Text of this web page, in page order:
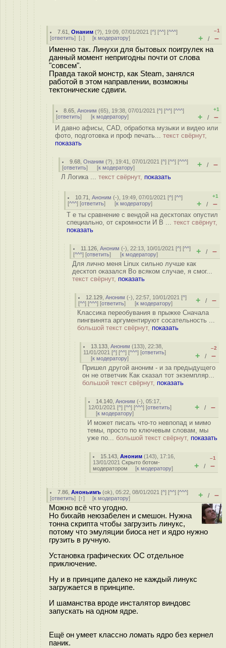
7.61 ,Онаним (?), 19:09, 07/01/2021 [^] [^^] [^^^]
[ответить] [↓] [к модератору]
–1
+ / –
Именно так. Линухи для бытовых поигрулек на
данный момент непригодны почти от слова
"совсем".
Правда такой монстр, как Steam, занялся
работой в этом направлении, возможны
тектонические сдвиги.
8.65 ,Аноним (65), 19:38, 07/01/2021 [^] [^^] [^^^]
[ответить] [к модератору]
+1
+ / –
И давно афисы, CAD, обработка музыки и видео или
фото, подготовка и проф печать... текст свёрнут,
показать
9.68 ,Онаним (?), 19:41, 07/01/2021 [^] [^^] [^^^]
[ответить] [к модератору] + / –
Л Логика ... текст свёрнут, показать
10.71 ,Аноним (-), 19:49, 07/01/2021 [^] [^^]
[^^^] [ответить] [к модератору]
+1
+ / –
Т е ты сравнение с вендой на десктопах опустил
специально, от скромности И В ... текст свёрнут,
показать
11.126 ,Аноним (-), 22:13, 10/01/2021 [^] [^^]
[^^^] [ответить] [к модератору] + / –
Для лично меня Linux сильно лучше как
десктоп оказался Во всяком случае, я смог...
текст свёрнут, показать
12.129 ,Аноним (-), 22:57, 10/01/2021 [^]
[^^] [^^^] [ответить] [к модератору] + / –
Классика переобувания в прыжке Сначала
пингвинята аргументируют сосательность ...
большой текст свёрнут, показать
13.133 ,Аноним (133), 22:38,
11/01/2021 [^] [^^] [^^^] [ответить]
[к модератору]
–2
+ / –
Пришел другой аноним - и за предыдущего
он не ответчик Как сказал тот экземпляр...
большой текст свёрнут, показать
14.140 ,Аноним (-), 05:17,
12/01/2021 [^] [^^] [^^^] [ответить]
[к модератору]
+ / –
И может писать что-то невпопад и мимо
темы, просто по ключевым словам, мы
уже по... большой текст свёрнут, показать
15.143 ,Аноним (143), 17:16,
13/01/2021 Скрыто ботом-
модератором [к модератору]
–1
+ / –
7.86 ,Аноньимъ (ok), 05:22, 08/01/2021 [^] [^^] [^^^]
[ответить] [↑] [к модератору] + / –
Можно всё что угодно.
Но бихайв неюзабелен и смешон. Нужна
тонна скрипта чтобы загрузить линукс,
потому что эмуляции биоса нет и ядро нужно
грузить в ручную.
Установка графических ОС отдельное
приключение.
Ну и в принципе далеко не каждый линукс
загружается в принципе.
И шаманства вроде инсталятор виндовс
запускать на одном ядре.
Ещё он умеет классно ломать ядро без кернел
паник.